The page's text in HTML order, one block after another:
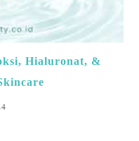
Hialuronat, &